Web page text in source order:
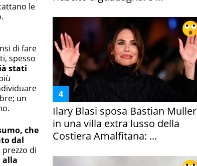
le
di fare
spesso
stati
un
che
dal
di
alla
Ilary Blasi sposa Bastian Muller
in una villa extra lusso della
Costiera Amalfitana: ...